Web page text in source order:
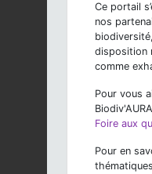
Ce portail
nos
disposition
comme
Pour vous
Foire aux
Pour en